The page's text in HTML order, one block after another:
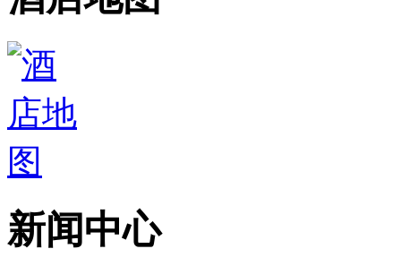
新闻中心